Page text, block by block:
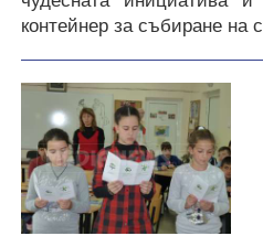
контейнер за събиране на